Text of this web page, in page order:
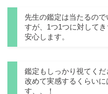
先生の鑑定は当たるの
すが、1つ1つに対して
安心します。
鑑定もしっかり視てく
改めて実感するくらい
す、、！